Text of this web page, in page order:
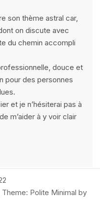
son thème astral car,
on discute avec
du chemin accompli
douce et
pour des personnes
et je n’hésiterai pas à
m’aider à y voir clair
Theme: Polite Minimal by